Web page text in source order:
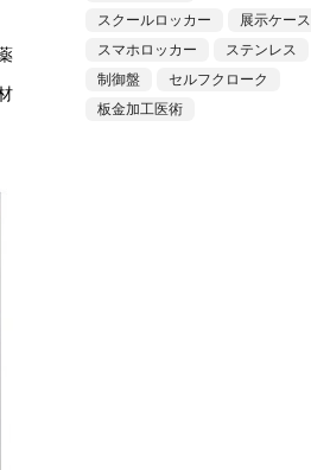
スクールロッカー
展示ケース
スマホロッカー
ステンレス
制御盤
セルフクローク
板金加工医術